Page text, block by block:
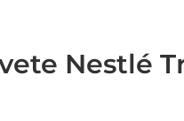
Nestlé